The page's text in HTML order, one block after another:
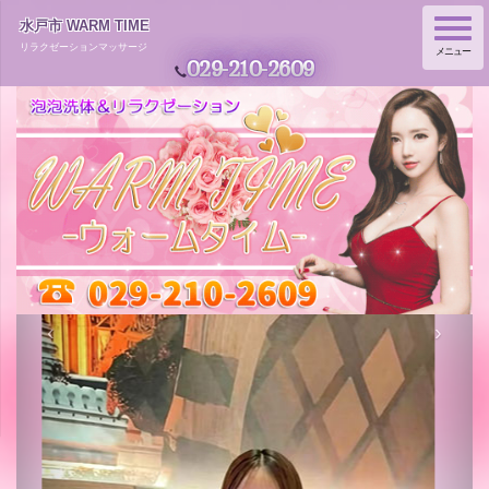
水戸市 WARM TIME
リラクゼーションマッサージ
029-210-2609
Toggle
navigation
メニュー
‹ ›